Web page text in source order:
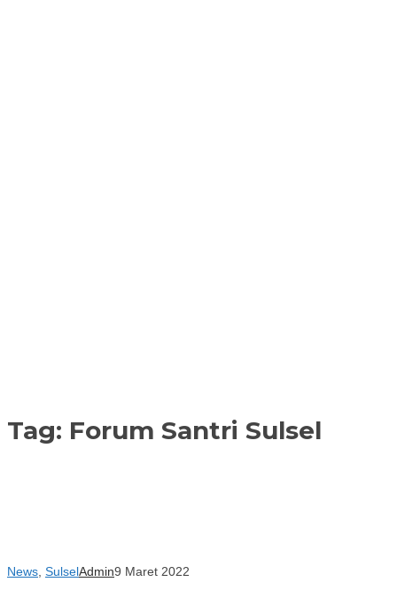
Tag: Forum Santri Sulsel
News SulselAdmin9 Maret 2022